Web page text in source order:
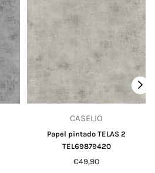
CASELIO
Papel pintado TELAS 2
TEL69879420
Precio
€49,90